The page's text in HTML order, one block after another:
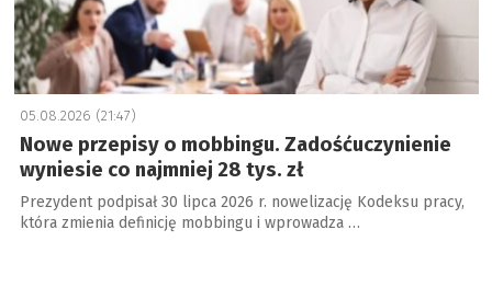
05.08.2026 (21:47)
Nowe przepisy o mobbingu. Zadośćuczynienie
wyniesie co najmniej 28 tys. zł
Prezydent podpisał 30 lipca 2026 r. nowelizację Kodeksu pracy,
która zmienia definicję mobbingu i wprowadza …